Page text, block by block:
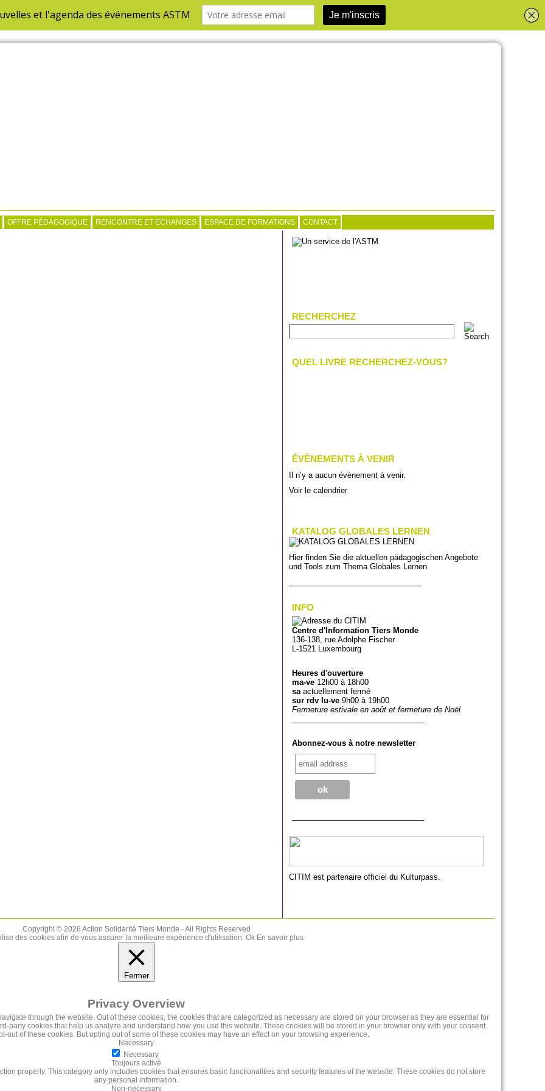
OFFRE PÉDAGOGIQUE RENCONTRE ET ECHANGES ESPACE DE FORMATIONS CONTACT
RECHERCHEZ
QUEL LIVRE RECHERCHEZ-VOUS?
ÉVÈNEMENTS À VENIR
Il n’y a aucun évènement à venir.
Voir le calendrier
KATALOG GLOBALES LERNEN
Hier finden Sie die aktuellen pädagogischen Angebote
und Tools zum Thema Globales Lernen
INFO
Centre d'Information Tiers Monde
136-138, rue Adolphe Fischer
L-1521 Luxembourg
Heures d'ouverture
ma-ve 12h00 à 18h00
saactuellement fermé
sur rdv lu-ve 9h00 à 19h00
Fermeture estivale en août et fermeture de Noël
Abonnez-vous à notre newsletter
CITIM est partenaire officiel du Kulturpass.
Copyright © 2026 Action Solidarité Tiers Monde - All Rights Reserved
des cookies afin de vous assurer la meilleure expérience d'utilisation. Ok En savoir plus
Fermer
Privacy Overview
through the website. Out of these cookies, the cookies that are categorized as necessary are stored on your browser as they are essential for
party cookies that help us analyze and understand how you use this website. These cookies will be stored in your browser only with your consent.
out of these cookies. But opting out of some of these cookies may have an effect on your browsing experience.
Necessary
Necessary
Toujours activé
properly. This category only includes cookies that ensures basic functionalities and security features of the website. These cookies do not store
any personal information.
Non-necessary